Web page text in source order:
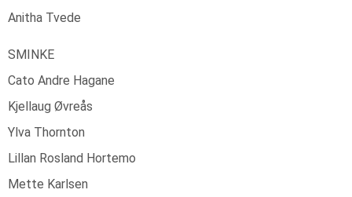
Anitha Tvede
SMINKE
Cato Andre Hagane
Kjellaug Øvreås
Ylva Thornton
Lillan Rosland Hortemo
Mette Karlsen